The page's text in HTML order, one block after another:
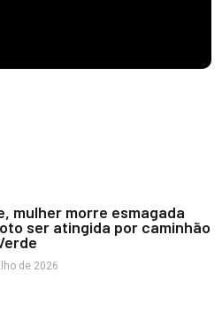
mulher morre esmagada
ser atingida por caminhão
de 2026